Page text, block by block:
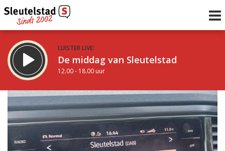
LUISTER LIVE:
De middag van Sleutelstad
12.00 - 18.00 uur
STRAKS:
De avond van Sleutelstad
18.00 - 19.00 uur
Vorig uur
uur 1 van 0 Volgend uur